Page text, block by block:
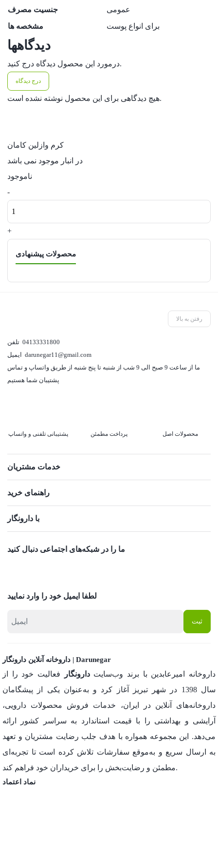
جنسیت مصرف
عمومی
مشخصه ها
برای انواع پوست
دیدگاهها
درمورد این محصول دیدگاه درج کنید.
درج دیدگاه
هیچ دیدگاهی برای این محصول نوشته نشده است.
کرم وازلین کامان
در انبار موجود نمی باشد
ناموجود
کرم
وازلین
کامان
عدد
-
+
محصولات پیشنهادی
رفتن به بالا
04133331800
darunegar11@gmail.com
ما از ساعت 9 صبح الی 9 شب از شنبه تا پنج شنبه از طریق واتساپ و تماس
پشتیبان شما هستیم
پشتیبانی تلفنی و واتساپ پرداخت مطمئن محصولات اصل
خدمات مشتریان
راهنمای خرید
با دارونگار
ما را در شبکه‌های اجتماعی دنبال کنید
لطفا ایمیل خود را وارد نمایید
داروخانه آنلاین دارونگار | Darunegar
داروخانه امیرعابدین با برند وب‌سایتدارونگار
فعالیت خود را از
سال 1398 در شهر تبریز آغاز کرد و به‌عنوان یکی از پیشگامان
داروخانه‌های آنلاین در ایران، خدمات فروش محصولات دارویی،
آرایشی و بهداشتی را با قیمت استاندارد به سراسر کشور ارائه
می‌دهد. این مجموعه همواره با هدف جلب رضایت مشتریان و تعهد
به ارسال سریع و به‌موقع سفارشات تلاش کرده است تا تجربه‌ای
مطمئن و رضایت‌بخش را برای خریداران خود فراهم کند.
نماد اعتماد